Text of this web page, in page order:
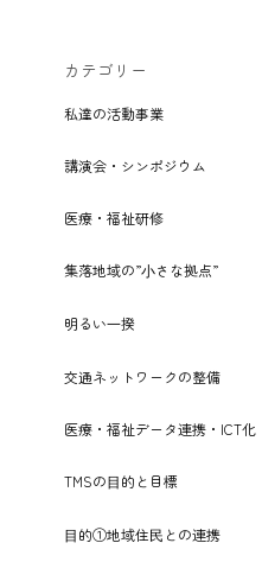
カテゴリー
私達の活動事業
講演会・シンポジウム
医療・福祉研修
集落地域の”⼩さな拠点”
明るい⼀揆
交通ネットワークの整備
医療・福祉データ連携・ICT化
TMSの⽬的と目標
⽬的①地域住⺠との連携